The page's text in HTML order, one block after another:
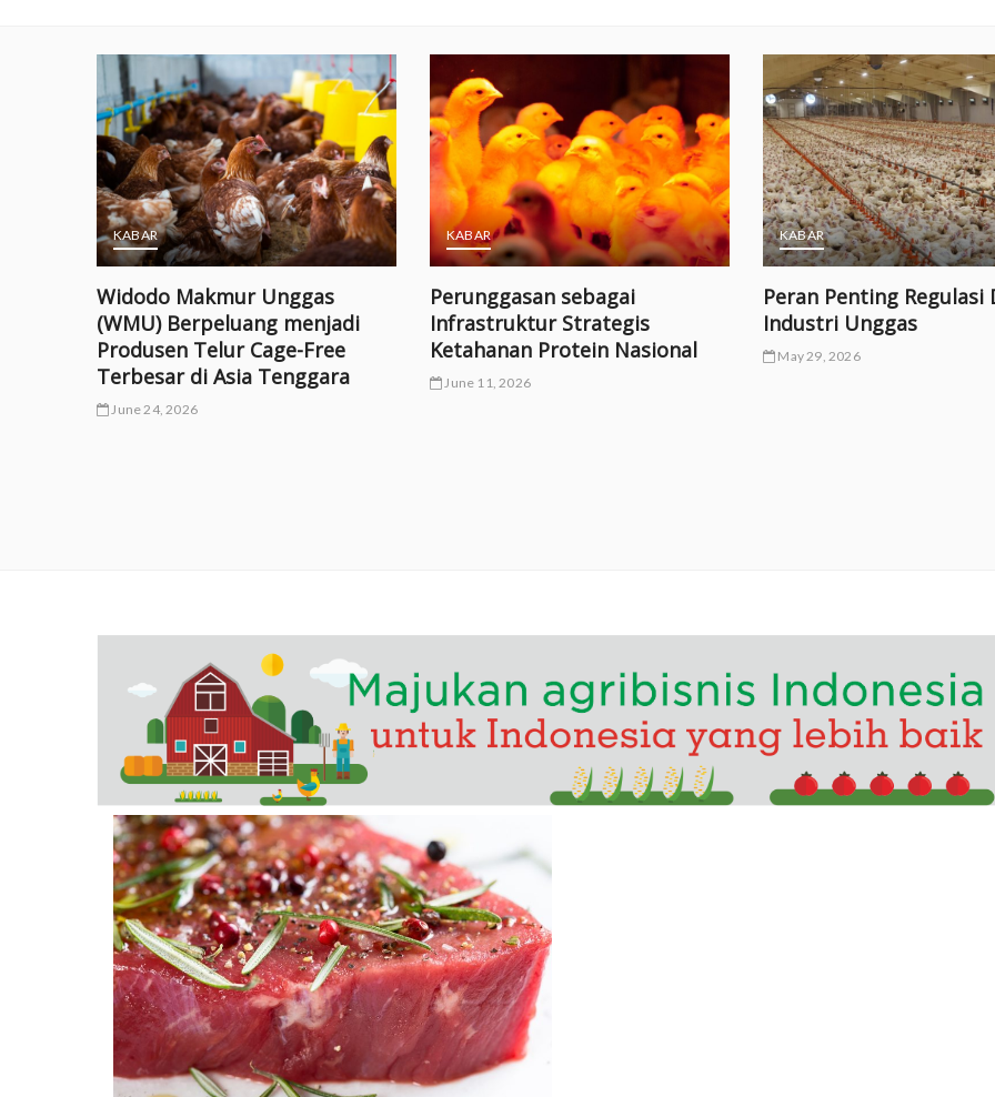
KABAR
Widodo Makmur Unggas
(WMU) Berpeluang menjadi
Produsen Telur Cage-Free
Terbesar di Asia Tenggara
June 24, 2026
KABAR
Perunggasan sebagai
Infrastruktur Strategis
Ketahanan Protein Nasional
June 11, 2026
KABAR
Peran Penting Regulasi
Industri Unggas
May 29, 2026